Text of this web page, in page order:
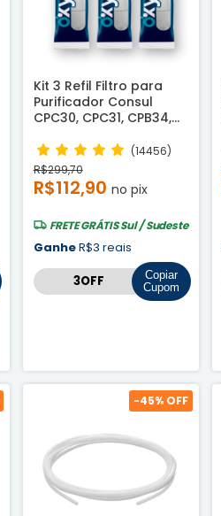
Kit 3 Refil Filtro para
Purificador Consul
CPC30, CPC31, CPB34,
Compatível
(14456)
R$299,70
R$112,90 no pix
FRETE GRÁTISSul / Sudeste
GanheR$3 reais
Copiar
Cupom
-45% OFF